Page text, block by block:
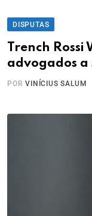
DISPUTAS
Trench
advogados a
PORVINÍCIUS SALUM